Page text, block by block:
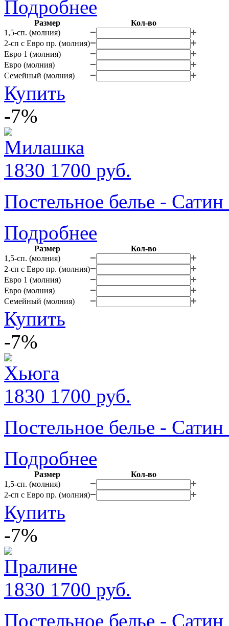
Подробнее
Размер
Кол-во
1,5-сп. (молния)
2-сп с Евро пр. (молния)
Евро 1 (молния)
Евро (молния)
Семейный (молния)
Купить
-7%
1830 1700 руб.
Постельное белье -
Подробнее
Размер
Кол-во
1,5-сп. (молния)
2-сп с Евро пр. (молния)
Евро 1 (молния)
Евро (молния)
Семейный (молния)
Купить
-7%
1830 1700 руб.
Постельное белье -
Подробнее
Размер
Кол-во
1,5-сп. (молния)
2-сп с Евро пр. (молния)
Купить
-7%
1830 1700 руб.
Постельное белье -